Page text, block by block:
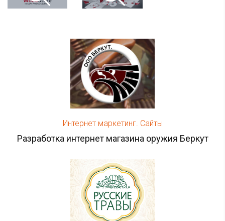
Интернет маркетинг. Сайты
Разработка интернет магазина оружия Беркут